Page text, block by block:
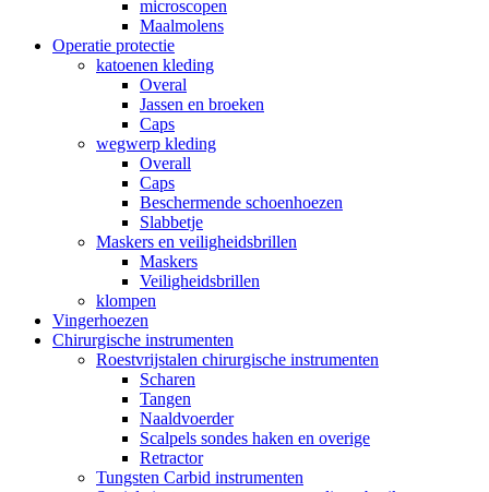
microscopen
Maalmolens
Operatie protectie
katoenen kleding
Overal
Jassen en broeken
Caps
wegwerp kleding
Overall
Caps
Beschermende schoenhoezen
Slabbetje
Maskers en veiligheidsbrillen
Maskers
Veiligheidsbrillen
klompen
Vingerhoezen
Chirurgische instrumenten
Roestvrijstalen chirurgische instrumenten
Scharen
Tangen
Naaldvoerder
Scalpels sondes haken en overige
Retractor
Tungsten Carbid instrumenten